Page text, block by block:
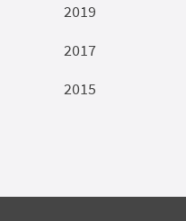
2019
2017
2015